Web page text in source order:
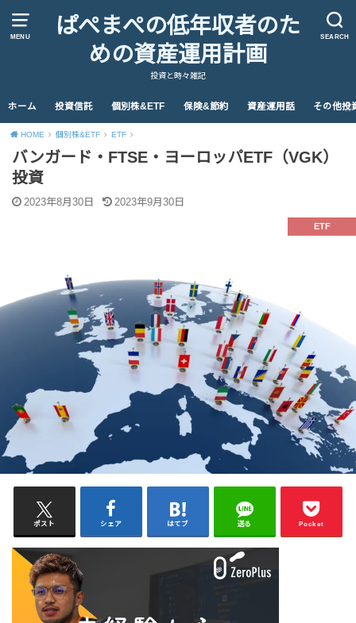
MENU SEARCH
ぱぺまぺの低年収者のた
めの資産運用計画
投資と時々雑記
ホーム 投資信託 個別株&ETF 保険&節約 資産運用話 その他投
HOME 個別株&ETF ETF
バンガード・FTSE・ヨーロッパETF（VGK）
投資
2023年8月30日 2023年9月30日
ETF
ポスト シェア はてブ 送る Pocket